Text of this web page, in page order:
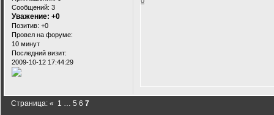
Сообщений: 3
Уважение: +0
Позитив: +0
Провел на форуме:
10 минут
Последний визит:
2009-10-12 17:44:29
Страница:« 1 … 5 6 7